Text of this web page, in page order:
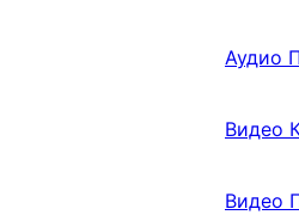
Аудио
Видео
Видео